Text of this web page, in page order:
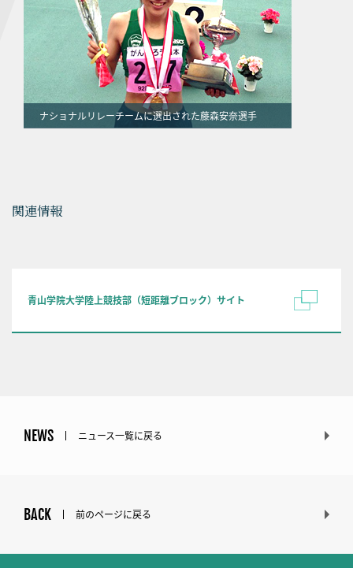
ナショナルリレーチームに選出された藤森安奈選手
関連情報
青山学院大学陸上競技部（短距離ブロック）サイト
NEWS ニュース一覧に戻る
BACK 前のページに戻る